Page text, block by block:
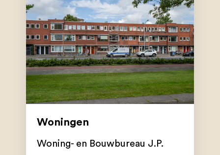
Woningen
Woning- en Bouwbureau J.P.